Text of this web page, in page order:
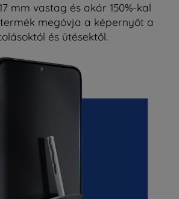
mm vastag és akár 150%-kal
megóvja a képernyőt a
és ütésektől.